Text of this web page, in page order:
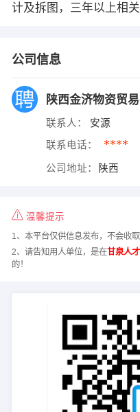
计及拆图，三年以上相关
公司信息
陕西金济物资贸
联系人： 安源
联系电话： ****
公司地址： 陕西
温馨提示
1、本平台仅供信息发布，不会收
2、请告知用人单位，是在甘泉人
的！